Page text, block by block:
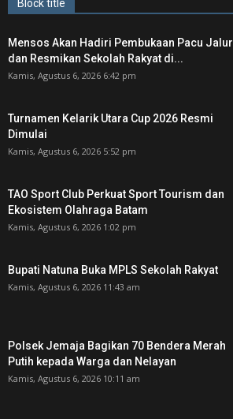
Block title
Mensos Akan Hadiri Pembukaan Pacu Jalur
dan Resmikan Sekolah Rakyat di...
Kamis, Agustus 6, 2026 6:42 pm
Turnamen Kelarik Utara Cup 2026 Resmi
Dimulai
Kamis, Agustus 6, 2026 5:52 pm
TAO Sport Club Perkuat Sport Tourism dan
Ekosistem Olahraga Batam
Kamis, Agustus 6, 2026 1:02 pm
Bupati Natuna Buka MPLS Sekolah Rakyat
Kamis, Agustus 6, 2026 11:43 am
Polsek Jemaja Bagikan 70 Bendera Merah
Putih kepada Warga dan Nelayan
Kamis, Agustus 6, 2026 10:11 am